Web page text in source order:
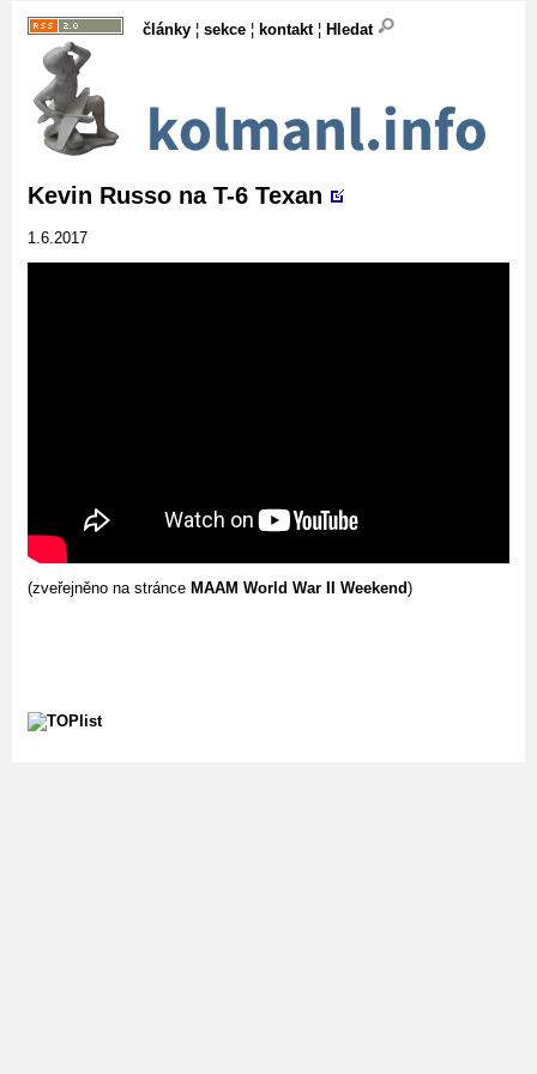
články ¦ sekce ¦ kontakt¦ Hledat
Kevin Russo na T-6 Texan
1.6.2017
(zveřejněno na stránce MAAM World War II Weekend)